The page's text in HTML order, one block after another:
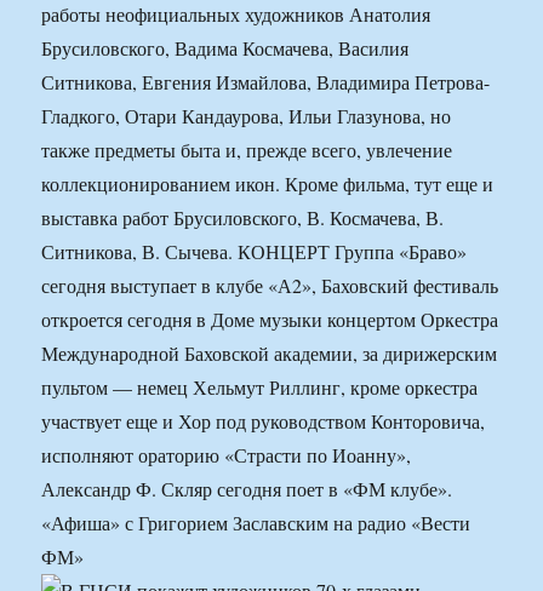
работы неофициальных художников Анатолия
Брусиловского, Вадима Космачева, Василия
Ситникова, Евгения Измайлова, Владимира Петрова-
Гладкого, Отари Кандаурова, Ильи Глазунова, но
также предметы быта и, прежде всего, увлечение
коллекционированием икон. Кроме фильма, тут еще и
выставка работ Брусиловского, В. Космачева, В.
Ситникова, В. Сычева. КОНЦЕРТ Группа «Браво»
сегодня выступает в клубе «А2», Баховский фестиваль
откроется сегодня в Доме музыки концертом Оркестра
Международной Баховской академии, за дирижерским
пультом — немец Хельмут Риллинг, кроме оркестра
участвует еще и Хор под руководством Конторовича,
исполняют ораторию «Страсти по Иоанну»,
Александр Ф. Скляр сегодня поет в «ФМ клубе».
«Афиша» с Григорием Заславским на радио «Вести
ФМ»